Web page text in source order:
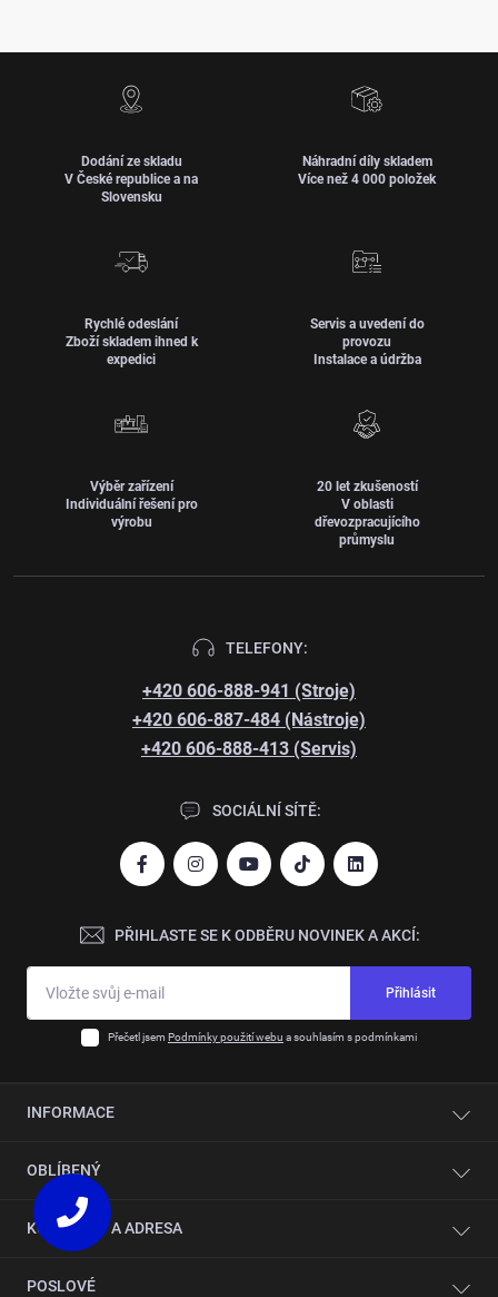
Dodání ze skladu
V České republice a na
Slovensku
Náhradní díly skladem
Více než 4 000 položek
Rychlé odeslání
Zboží skladem ihned k
expedici
Servis a uvedení do
provozu
Instalace a údržba
Výběr zařízení
Individuální řešení pro
výrobu
20 let zkušeností
V oblasti
dřevozpracujícího
průmyslu
TELEFONY:
+420 606-888-941 (Stroje)
+420 606-887-484 (Nástroje)
+420 606-888-413 (Servis)
SOCIÁLNÍ SÍTĚ:
PŘIHLASTE SE K ODBĚRU NOVINEK A AKCÍ:
Přihlásit
Přečetl jsem Podmínky použití webu a souhlasím s podmínkami
INFORMACE
O společnosti
Automatizace
Servis
Broušení pilových kotoučů
OBLÍBENÝ
Jednostranné olepovačky hran
CNC velkoplošné pily
KONTAKTY A ADRESA
2463
POSLOVÉ